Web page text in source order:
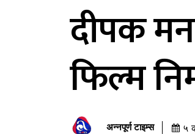
दीपक
फिल्म
अन्नपूर्ण टाइम्स ५